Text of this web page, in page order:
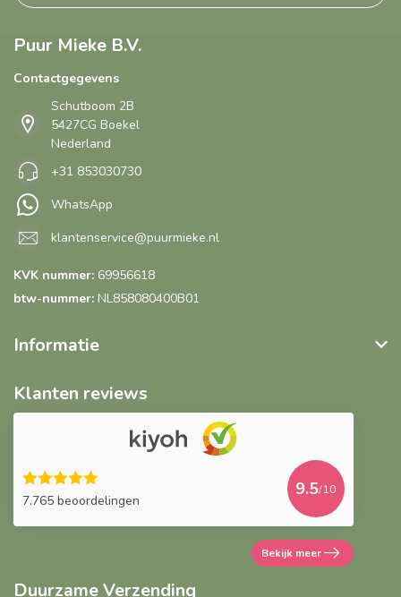
Puur Mieke B.V.
Contactgegevens
Schutboom 2B
5427CG Boekel
Nederland
+31 853030730
WhatsApp
klantenservice@puurmieke.nl
KVK nummer: 69956618
btw-nummer: NL858080400B01
Informatie
Klanten reviews
7.765 beoordelingen
9.5/10
Bekijk meer
Duurzame Verzending